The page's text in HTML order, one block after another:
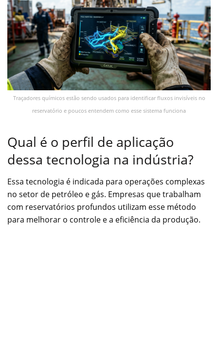
Traçadores químicos estão sendo usados para identificar fluxos invisíveis no
reservatório e poucos entendem como esse sistema funciona
Qual é o perfil de aplicação
dessa tecnologia na indústria?
Essa tecnologia é indicada para operações complexas
no setor de petróleo e gás. Empresas que trabalham
com reservatórios profundos utilizam esse método
para melhorar o controle e a eficiência da produção.